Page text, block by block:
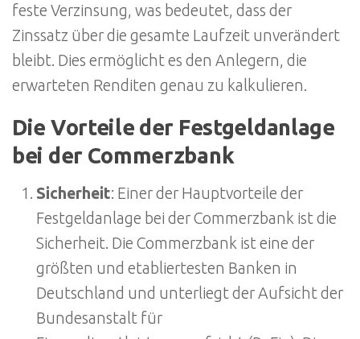
feste Verzinsung, was bedeutet, dass der
Zinssatz über die gesamte Laufzeit unverändert
bleibt. Dies ermöglicht es den Anlegern, die
erwarteten Renditen genau zu kalkulieren.
Die Vorteile der Festgeldanlage
bei der Commerzbank
Sicherheit: Einer der Hauptvorteile der
Festgeldanlage bei der Commerzbank ist die
Sicherheit. Die Commerzbank ist eine der
größten und etabliertesten Banken in
Deutschland und unterliegt der Aufsicht der
Bundesanstalt für